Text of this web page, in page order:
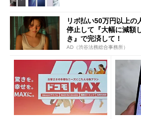
リボ払い50万円以上の
停止して『大幅に減額
き』で完済して！
AD（渋谷法務総合事務所）